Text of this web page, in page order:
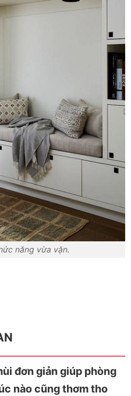
năng vừa vặn.
đơn giản giúp phòng
nào cũng thơm tho